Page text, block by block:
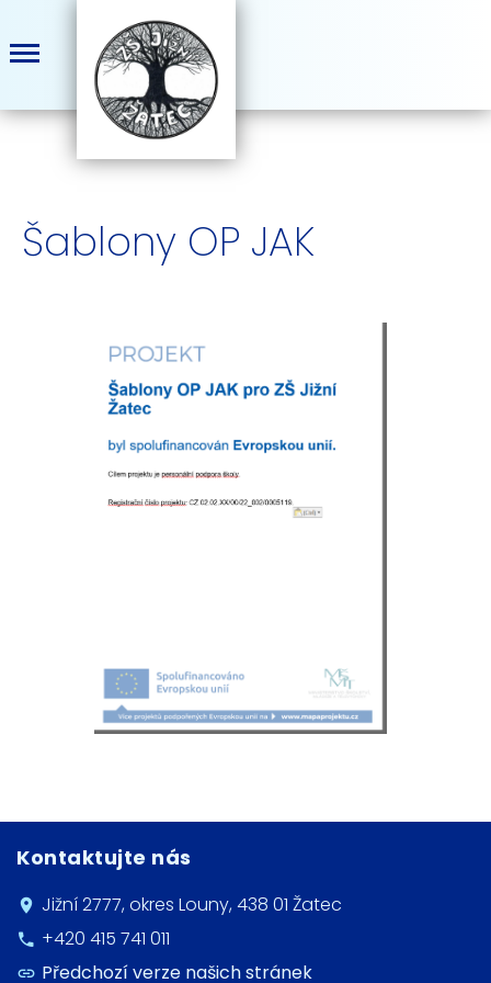
Šablony OP JAK
Kontaktujte nás
Jižní 2777, okres Louny, 438 01 Žatec
+420 415 741 011
Předchozí verze našich stránek